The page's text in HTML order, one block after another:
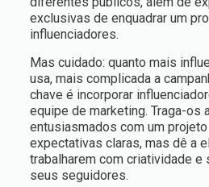
exclusivas de enquadrar um
influenciadores.
Mas cuidado: quanto mais
usa, mais complicada a
chave é incorporar
equipe de marketing. Traga-os
entusiasmados com um
expectativas claras, mas dê a
trabalharem com criatividade e
seus seguidores.